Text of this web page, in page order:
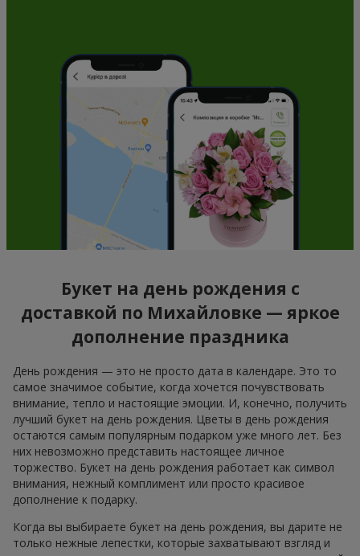
Букет на день рождения с
доставкой по Михайловке — яркое
дополнение праздника
День рождения — это не просто дата в календаре. Это то
самое значимое событие, когда хочется почувствовать
внимание, тепло и настоящие эмоции. И, конечно, получить
лучший букет на день рождения. Цветы в день рождения
остаются самым популярным подарком уже много лет. Без
них невозможно представить настоящее личное
торжество. Букет на день рождения работает как символ
внимания, нежный комплимент или просто красивое
дополнение к подарку.
Когда вы выбираете букет на день рождения, вы дарите не
только нежные лепестки, которые захватывают взгляд и